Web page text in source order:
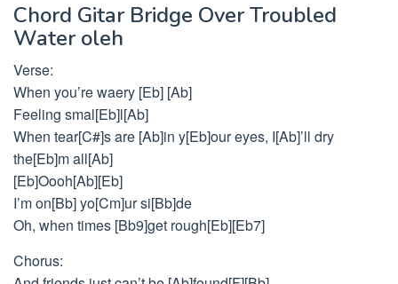
Chord Gitar Bridge Over Troubled
Water oleh
Verse:
When you’re waery [Eb] [Ab]
Feeling smal[Eb]l[Ab]
When tear[C#]s are [Ab]in y[Eb]our eyes, I[Ab]’ll dry
the[Eb]m all[Ab]
[Eb]Oooh[Ab][Eb]
I’m on[Bb] yo[Cm]ur si[Bb]de
Oh, when times [Bb9]get rough[Eb][Eb7]
Chorus: